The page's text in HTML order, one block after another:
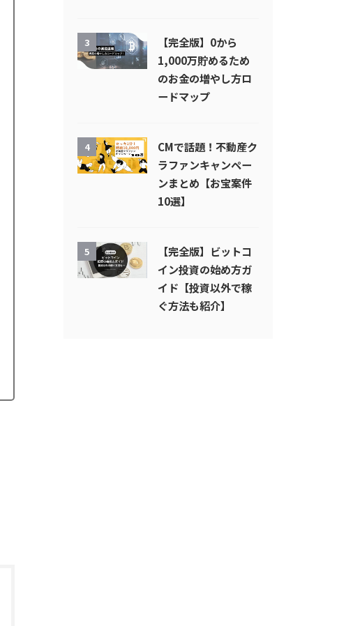
3
【完全版】0から
1,000万貯めるため
のお金の増やし方ロ
ードマップ
4
CMで話題！不動産ク
ラファンキャンペー
ンまとめ【お宝案件
10選】
5
【完全版】ビットコ
イン投資の始め方ガ
イド【投資以外で稼
ぐ方法も紹介】